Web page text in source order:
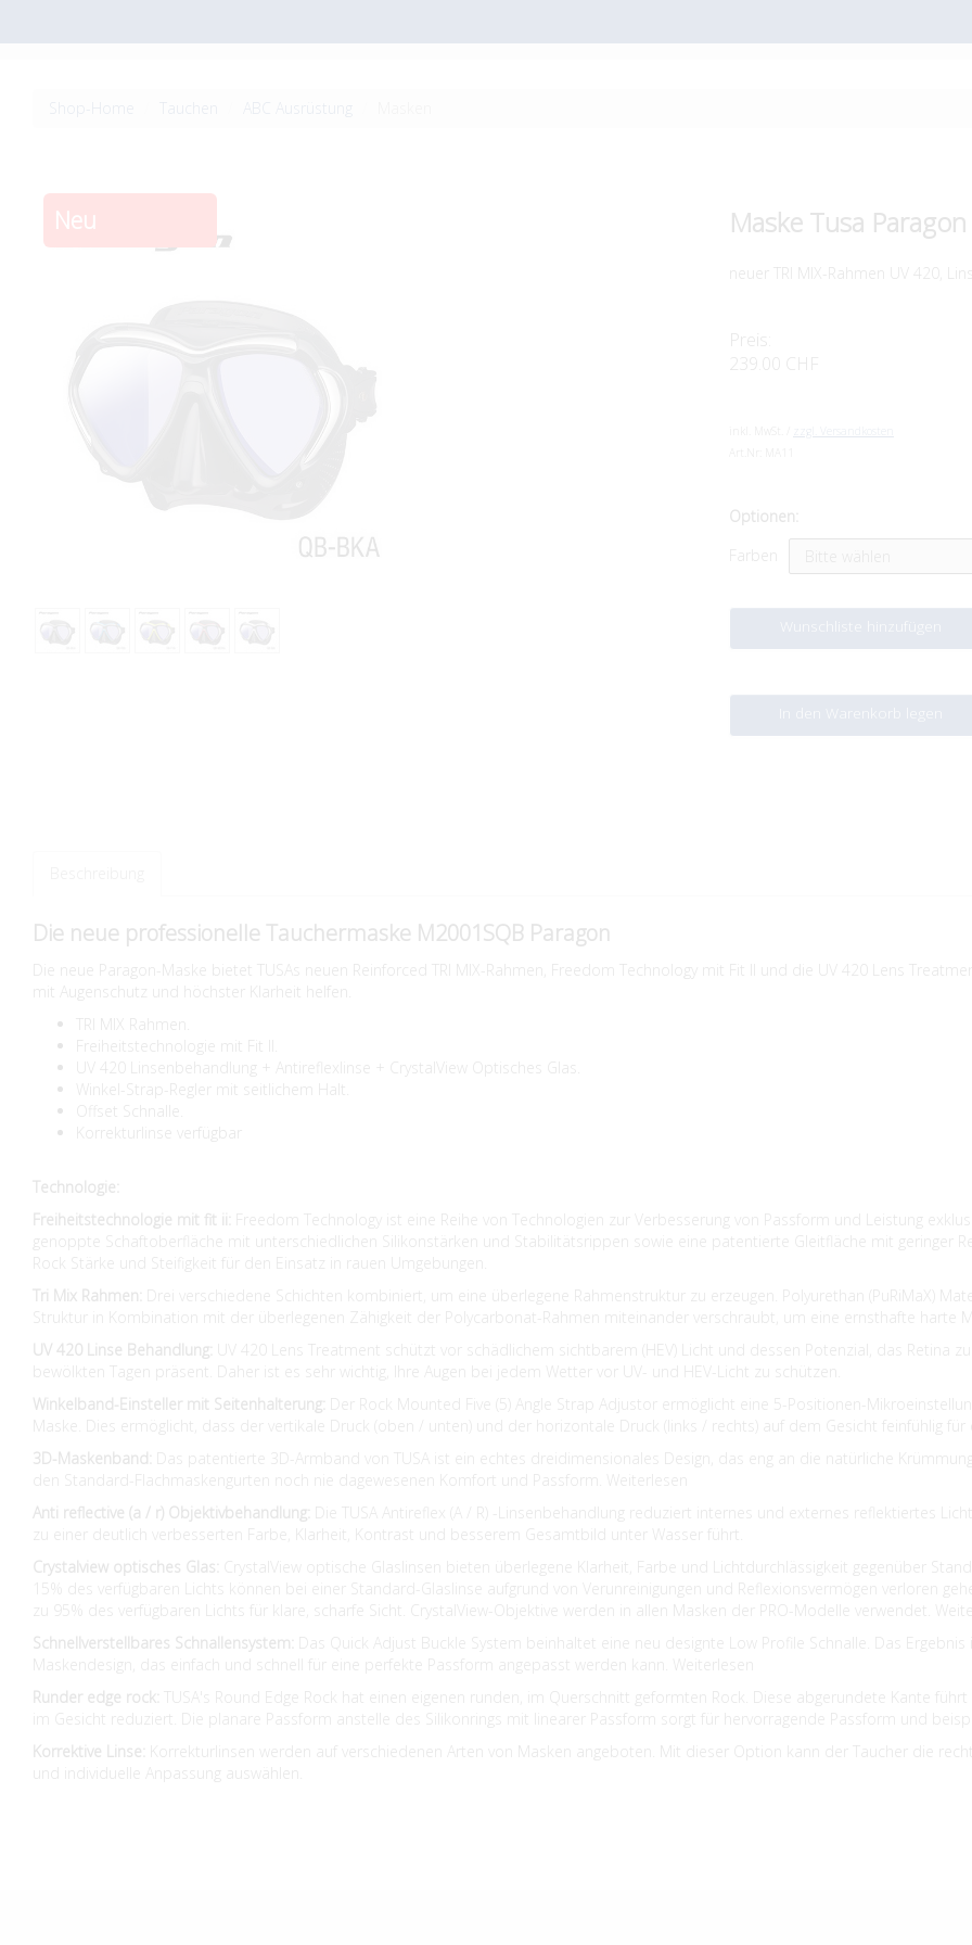
Neu Maske Tusa Paragon
neuer TRI MIX-Rahmen UV 420,
Preis:
239.00 CHF
Optionen:
Die neue professionelle Tauchermaske M2001SQB Paragon
Die neue Paragon-Maske bietet TUSAs neuen Reinforced TRI MIX-Rahmen, Freedom Technology mit Fit II und die UV 420 Lens
mit Augenschutz und höchster Klarheit helfen.
TRI MIX Rahmen.
Freiheitstechnologie mit Fit II.
UV 420 Linsenbehandlung + Antireflexlinse + CrystalView Optisches Glas.
Winkel-Strap-Regler mit seitlichem Halt.
Offset Schnalle.
Korrekturlinse verfügbar
Technologie:
Freiheitstechnologie mit fit ii:
Freedom Technology ist eine Reihe von Technologien zur Verbesserung von Passform und Leistung
genoppte Schaftoberfläche mit unterschiedlichen Silikonstärken und Stabilitätsrippen sowie eine patentierte Gleitfläche mit geringer
Rock Stärke und Steifigkeit für den Einsatz in rauen Umgebungen.
Tri Mix Rahmen:
Drei verschiedene Schichten kombiniert, um eine überlegene Rahmenstruktur zu erzeugen. Polyurethan (PuRiMaX)
Struktur in Kombination mit der überlegenen Zähigkeit der Polycarbonat-Rahmen miteinander verschraubt, um eine ernsthafte harte
UV 420 Linse Behandlung:
UV 420 Lens Treatment schützt vor schädlichem sichtbarem (HEV) Licht und dessen Potenzial, das Retina
bewölkten Tagen präsent. Daher ist es sehr wichtig, Ihre Augen bei jedem Wetter vor UV- und HEV-Licht zu schützen.
Winkelband-Einsteller mit Seitenhalterung:
Der Rock Mounted Five (5) Angle Strap Adjustor ermöglicht eine 5-Positionen-
Maske. Dies ermöglicht, dass der vertikale Druck (oben / unten) und der horizontale Druck (links / rechts) auf dem Gesicht feinfühlig
3D-Maskenband:
Das patentierte 3D-Armband von TUSA ist ein echtes dreidimensionales Design, das eng an die natürliche
den Standard-Flachmaskengurten noch nie dagewesenen Komfort und Passform. Weiterlesen
Anti reflective (a / r) Objektivbehandlung:
Die TUSA Antireflex (A / R) -Linsenbehandlung reduziert internes und externes reflektiertes
zu einer deutlich verbesserten Farbe, Klarheit, Kontrast und besserem Gesamtbild unter Wasser führt.
Crystalview optisches Glas:
CrystalView optische Glaslinsen bieten überlegene Klarheit, Farbe und Lichtdurchlässigkeit gegenüber
15% des verfügbaren Lichts können bei einer Standard-Glaslinse aufgrund von Verunreinigungen und Reflexionsvermögen verloren
zu 95% des verfügbaren Lichts für klare, scharfe Sicht. CrystalView-Objektive werden in allen Masken der PRO-Modelle verwendet.
Schnellverstellbares Schnallensystem:
Das Quick Adjust Buckle System beinhaltet eine neu designte Low Profile Schnalle. Das
Maskendesign, das einfach und schnell für eine perfekte Passform angepasst werden kann. Weiterlesen
Runder edge rock: TUSA's Round Edge Rock hat einen eigenen runden, im Querschnitt geformten Rock. Diese abgerundete Kante
im Gesicht reduziert. Die planare Passform anstelle des Silikonrings mit linearer Passform sorgt für hervorragende Passform und
Korrektive Linse:
Korrekturlinsen werden auf verschiedenen Arten von Masken angeboten. Mit dieser Option kann der Taucher die
und individuelle Anpassung auswählen.